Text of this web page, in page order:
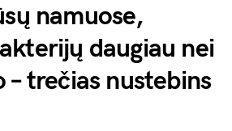
namuose,
daugiau nei
trečias nustebins